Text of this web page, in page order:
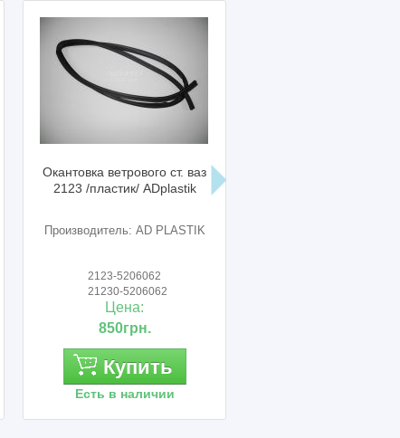
ветрового ст. ваз
ADplastik
AD PLASTIK
Обивка порога ваз 2123
нива шевроле (комп 4ч.)
Производитель: Сызрань